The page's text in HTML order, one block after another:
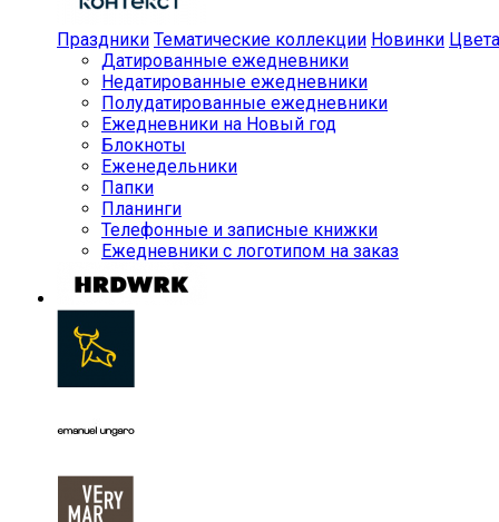
Праздники Тематические коллекции Новинки Цвета
Датированные ежедневники
Недатированные ежедневники
Полудатированные ежедневники
Ежедневники на Новый год
Блокноты
Еженедельники
Папки
Планинги
Телефонные и записные книжки
Ежедневники с логотипом на заказ